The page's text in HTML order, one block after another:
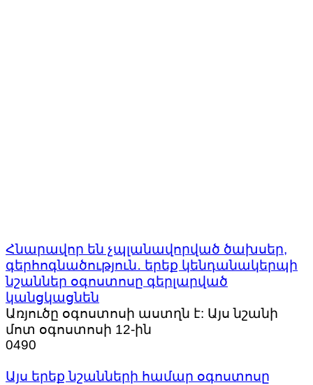
Հնարավոր են չպլանավորված ծախսեր,
գերհոգնածություն․ երեք կենդանակերպի
նշաններ օգոստոսը գերլարված
կանցկացնեն
Առյուծը օգոստոսի աստղն է: Այս նշանի
մոտ օգոստոսի 12-ին
0490
Այս երեք նշանների համար օգոստոսը